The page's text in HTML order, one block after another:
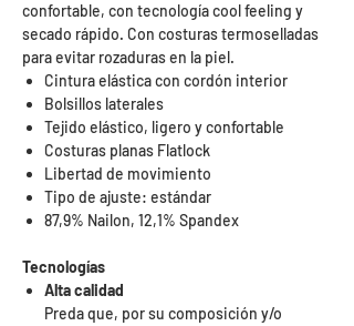
confortable, con tecnología cool feeling y
secado rápido. Con costuras termoselladas
para evitar rozaduras en la piel.
Cintura elástica con cordón interior
Bolsillos laterales
Tejido elástico, ligero y confortable
Costuras planas Flatlock
Libertad de movimiento
Tipo de ajuste: estándar
87,9% Nailon, 12,1% Spandex
Tecnologías
Alta calidad
Preda que, por su composición y/o